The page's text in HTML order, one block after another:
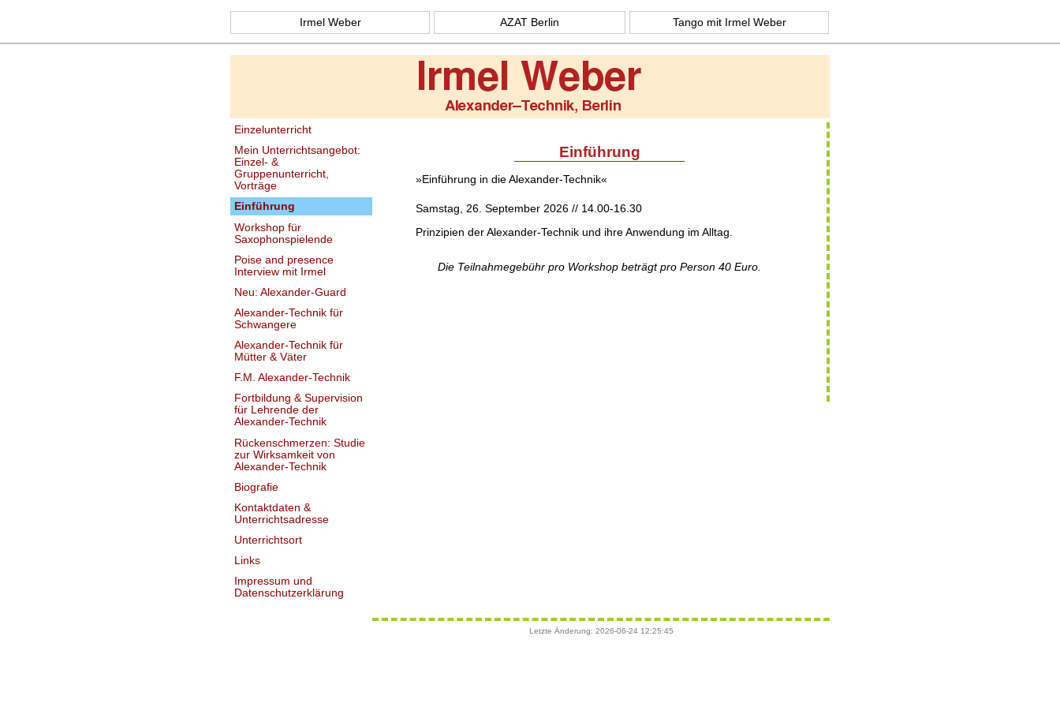
Irmel Weber AZAT Berlin Tango mit Irmel Weber
Einzelunterricht
Mein Unterrichtsangebot:
Einzel- &
Gruppenunterricht,
Vorträge
Einführung
Workshop für
Saxophonspielende
Poise and presence
Interview mit Irmel
Neu: Alexander-Guard
Alexander-Technik für
Schwangere
Alexander-Technik für
Mütter & Väter
F.M. Alexander-Technik
Fortbildung & Supervision
für Lehrende der
Alexander-Technik
Rückenschmerzen: Studie
zur Wirksamkeit von
Alexander-Technik
Biografie
Kontaktdaten &
Unterrichtsadresse
Unterrichtsort
Links
Impressum und
Datenschutzerklärung
Einführung
»Einführung in die Alexander-Technik«
Samstag, 26. September 2026 // 14.00-16.30
Prinzipien der Alexander-Technik und ihre Anwendung im Alltag.
Die Teilnahmegebühr pro Workshop beträgt pro Person 40 Euro.
Letzte Änderung: 2026-06-24 12:25:45